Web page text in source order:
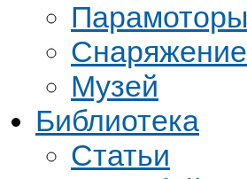
Парамоторы
Снаряжение
Музей
Библиотека
Статьи